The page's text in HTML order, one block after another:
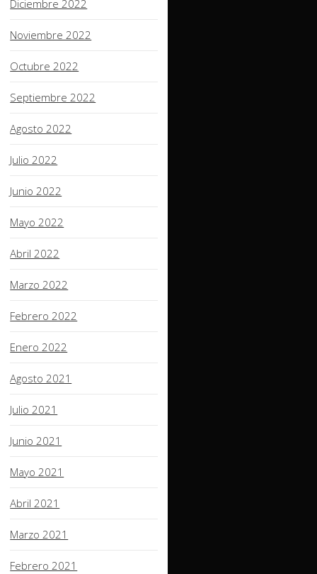
Diciembre 2022
Noviembre 2022
Octubre 2022
Septiembre 2022
Agosto 2022
Julio 2022
Junio 2022
Mayo 2022
Abril 2022
Marzo 2022
Febrero 2022
Enero 2022
Agosto 2021
Julio 2021
Junio 2021
Mayo 2021
Abril 2021
Marzo 2021
Febrero 2021